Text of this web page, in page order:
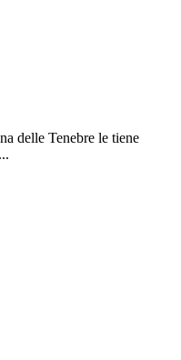
delle Tenebre le tiene